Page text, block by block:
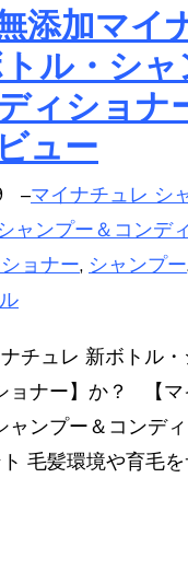
添加マイ
ル・シ
ィショナ
ュー
–マイナチュレ シ
ャンプー＆コンデ
ョナー, シャンプー
チュレ 新ボトル
ョナー】か？ 【マ
ンプー＆コンディ
毛髪環境や育毛